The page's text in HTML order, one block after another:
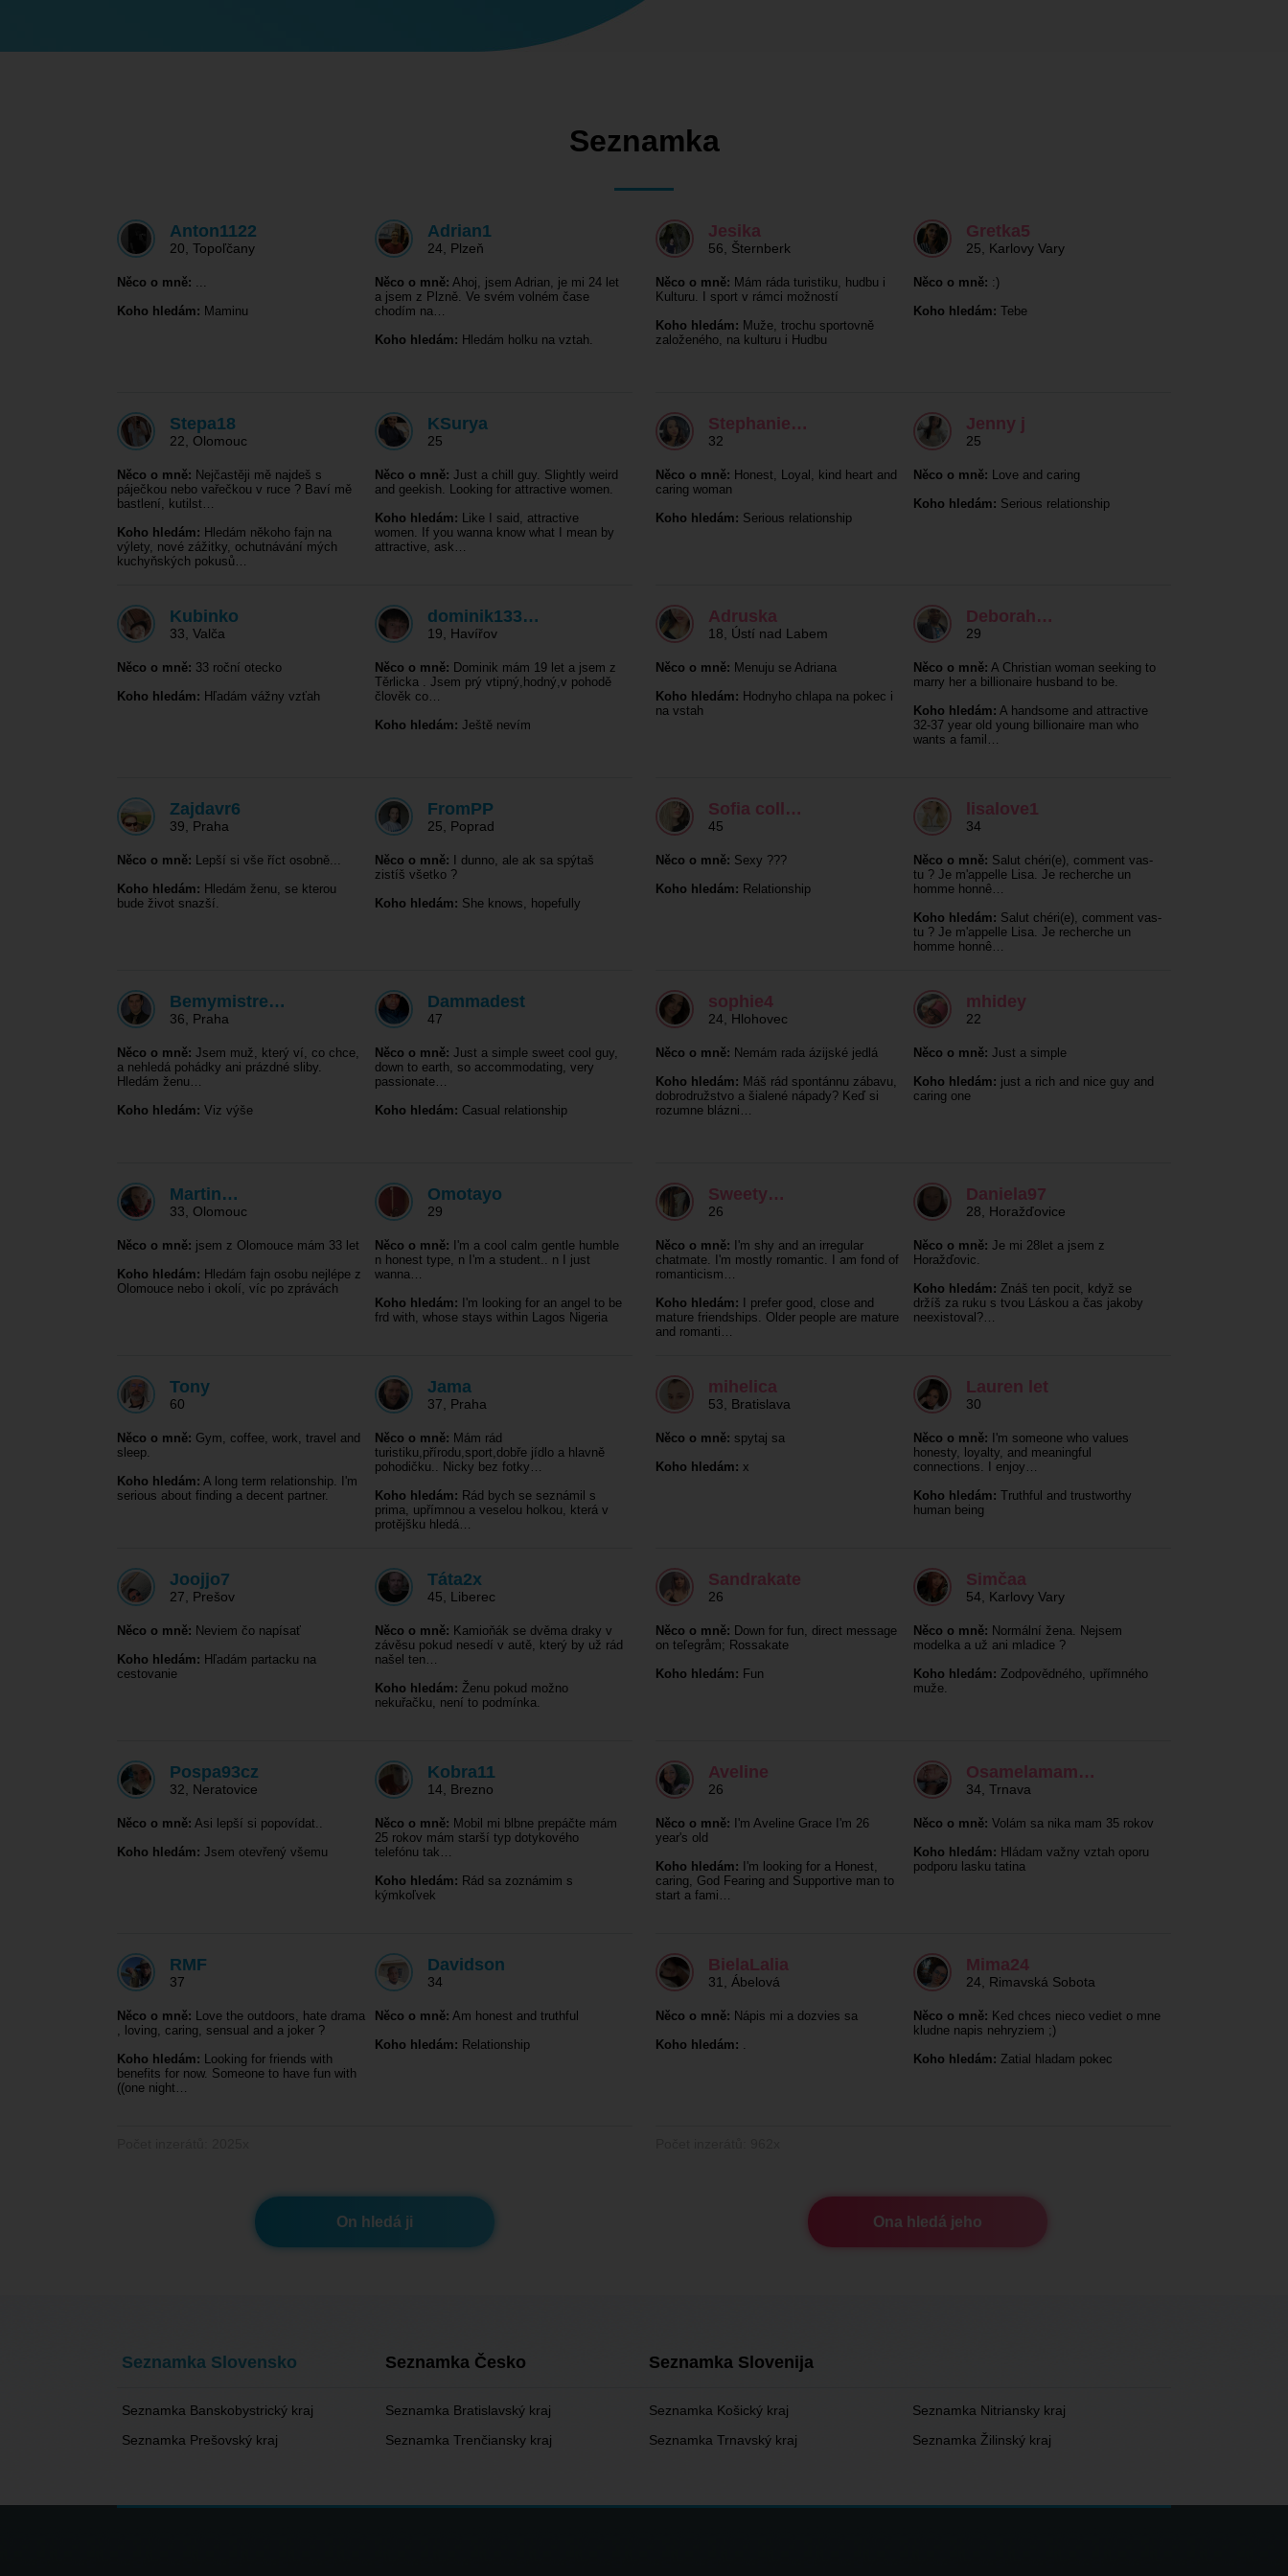
Seznamka
Anton1122
20 Topoľčany
Něco o mně: ...
Koho hledám: Maminu
Adrian1
24 Plzeň
Něco o mně: Ahoj, jsem Adrian, je mi 24 let
a jsem z Plzně. Ve svém volném čase
chodím na…
Koho hledám: Hledám holku na vztah.
Stepa18
22 Olomouc
Něco o mně: Nejčastěji mě najdeš s
páječkou nebo vařečkou v ruce ? Baví mě
bastlení, kutilst…
Koho hledám: Hledám někoho fajn na
výlety, nové zážitky, ochutnávání mých
kuchyňských pokusů…
KSurya
25
Něco o mně: Just a chill guy. Slightly weird
and geekish. Looking for attractive women.
Koho hledám: Like I said, attractive
women. If you wanna know what I mean by
attractive, ask…
Kubinko
33 Valča
Něco o mně: 33 roční otecko
Koho hledám: Hľadám vážny vzťah
dominik133…
19 Havířov
Něco o mně: Dominik mám 19 let a jsem z
Těrlicka . Jsem prý vtipný,hodný,v pohodě
člověk co…
Koho hledám: Ještě nevím
Zajdavr6
39 Praha
Něco o mně: Lepší si vše říct osobně...
Koho hledám: Hledám ženu, se kterou
bude život snazší.
FromPP
25 Poprad
Něco o mně: I dunno, ale ak sa spýtaš
zistíš všetko ?
Koho hledám: She knows, hopefully
Bemymistre…
36 Praha
Něco o mně: Jsem muž, který ví, co chce,
a nehledá pohádky ani prázdné sliby.
Hledám ženu…
Koho hledám: Viz výše
Dammadest
47
Něco o mně: Just a simple sweet cool guy,
down to earth, so accommodating, very
passionate…
Koho hledám: Casual relationship
Martin…
33 Olomouc
Něco o mně: jsem z Olomouce mám 33 let
Koho hledám: Hledám fajn osobu nejlépe z
Olomouce nebo i okolí, víc po zprávách
Omotayo
29
Něco o mně: I'm a cool calm gentle humble
n honest type, n I'm a student.. n I just
wanna…
Koho hledám: I'm looking for an angel to be
frd with, whose stays within Lagos Nigeria
Tony
60
Něco o mně: Gym, coffee, work, travel and
sleep.
Koho hledám: A long term relationship. I'm
serious about finding a decent partner.
Jama
37 Praha
Něco o mně: Mám rád
turistiku,přírodu,sport,dobře jídlo a hlavně
pohodičku.. Nicky bez fotky…
Koho hledám: Rád bych se seznámil s
prima, upřímnou a veselou holkou, která v
protějšku hledá…
Joojjo7
27 Prešov
Něco o mně: Neviem čo napísať
Koho hledám: Hľadám partacku na
cestovanie
Táta2x
45 Liberec
Něco o mně: Kamioňák se dvěma draky v
závěsu pokud nesedí v autě, který by už rád
našel ten…
Koho hledám: Ženu pokud možno
nekuřačku, není to podmínka.
Pospa93cz
32 Neratovice
Něco o mně: Asi lepší si popovídat..
Koho hledám: Jsem otevřený všemu
Kobra11
14 Brezno
Něco o mně: Mobil mi blbne prepáčte mám
25 rokov mám starší typ dotykového
telefónu tak…
Koho hledám: Rád sa zoznámim s
kýmkoľvek
RMF
37
Něco o mně: Love the outdoors, hate drama
, loving, caring, sensual and a joker ?
Koho hledám: Looking for friends with
benefits for now. Someone to have fun with
((one night…
Davidson
34
Něco o mně: Am honest and truthful
Koho hledám: Relationship
On hledá ji
Jesika
56 Šternberk
Něco o mně: Mám ráda turistiku, hudbu i
Kulturu. I sport v rámci možností
Koho hledám: Muže, trochu sportovně
založeného, na kulturu i Hudbu
Gretka5
25 Karlovy Vary
Něco o mně: :)
Koho hledám: Tebe
Stephanie…
32
Něco o mně: Honest, Loyal, kind heart and
caring woman
Koho hledám: Serious relationship
Jenny j
25
Něco o mně: Love and caring
Koho hledám: Serious relationship
Adruska
18 Ústí nad Labem
Něco o mně: Menuju se Adriana
Koho hledám: Hodnyho chlapa na pokec i
na vstah
Deborah…
29
Něco o mně: A Christian woman seeking to
marry her a billionaire husband to be.
Koho hledám: A handsome and attractive
32-37 year old young billionaire man who
wants a famil…
Sofia coll…
45
Něco o mně: Sexy ???
Koho hledám: Relationship
lisalove1
34
Něco o mně: Salut chéri(e), comment vas-
tu ? Je m'appelle Lisa. Je recherche un
homme honnê…
Koho hledám: Salut chéri(e), comment vas-
tu ? Je m'appelle Lisa. Je recherche un
homme honnê…
sophie4
24 Hlohovec
Něco o mně: Nemám rada ázijské jedlá
Koho hledám: Máš rád spontánnu zábavu,
dobrodružstvo a šialené nápady? Keď si
rozumne blázni…
mhidey
22
Něco o mně: Just a simple
Koho hledám: just a rich and nice guy and
caring one
Sweety…
26
Něco o mně: I'm shy and an irregular
chatmate. I'm mostly romantic. I am fond of
romanticism…
Koho hledám: I prefer good, close and
mature friendships. Older people are mature
and romanti…
Daniela97
28 Horažďovice
Něco o mně: Je mi 28let a jsem z
Horažďovic.
Koho hledám: Znáš ten pocit, když se
držíš za ruku s tvou Láskou a čas jakoby
neexistoval?…
mihelica
53 Bratislava
Něco o mně: spytaj sa
Koho hledám: x
Lauren let
30
Něco o mně: I'm someone who values
honesty, loyalty, and meaningful
connections. I enjoy…
Koho hledám: Truthful and trustworthy
human being
Sandrakate
26
Něco o mně: Down for fun, direct message
on teľegråm; Rossakate
Koho hledám: Fun
Simčaa
54 Karlovy Vary
Něco o mně: Normální žena. Nejsem
modelka a už ani mladice ?
Koho hledám: Zodpovědného, upřímného
muže.
Aveline
26
Něco o mně: I'm Aveline Grace I'm 26
year's old
Koho hledám: I'm looking for a Honest,
caring, God Fearing and Supportive man to
start a fami…
Osamelamam…
34 Trnava
Něco o mně: Volám sa nika mam 35 rokov
Koho hledám: Hládam važny vztah oporu
podporu lasku tatina
BielaLalia
31 Ábelová
Něco o mně: Nápis mi a dozvies sa
Koho hledám: .
Mima24
24 Rimavská Sobota
Něco o mně: Ked chces nieco vediet o mne
kludne napis nehryziem ;)
Koho hledám: Zatial hladam pokec
Ona hledá jeho
Seznamka Slovensko Seznamka Česko Seznamka Slovenija
Seznamka Banskobystrický kraj Seznamka Bratislavský kraj Seznamka Košický kraj
Seznamka Nitriansky kraj
Seznamka Prešovský kraj
Seznamka Trenčiansky kraj Seznamka Trnavský kraj Seznamka Žilinský kraj